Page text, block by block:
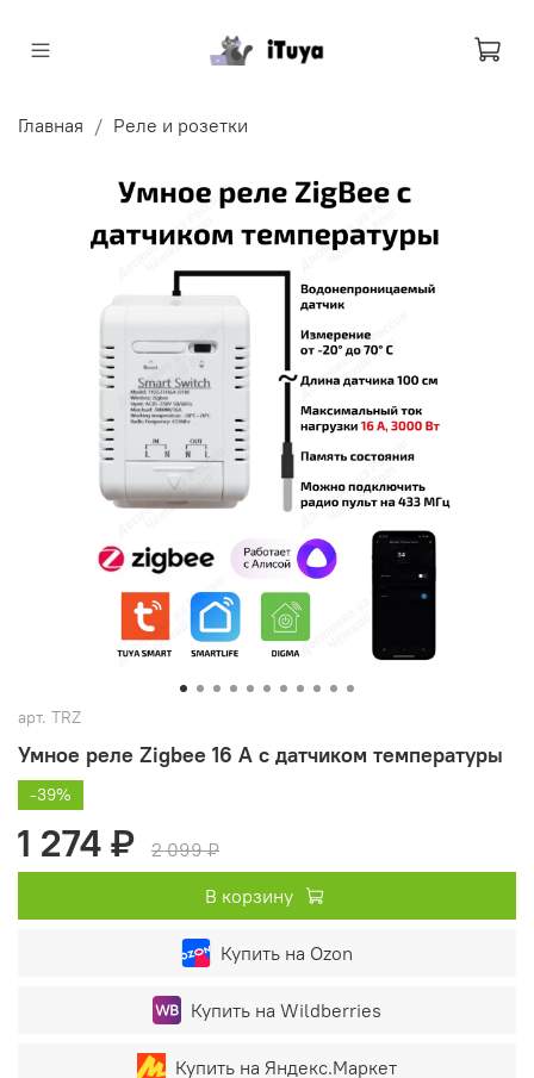
Главная Реле и розетки
арт. TRZ
Умное реле Zigbee 16 А c датчиком температуры
-39%
1 274 ₽
2 099 ₽
В корзину
Купить на Ozon
Купить на Wildberries
Купить на Яндекс.Маркет